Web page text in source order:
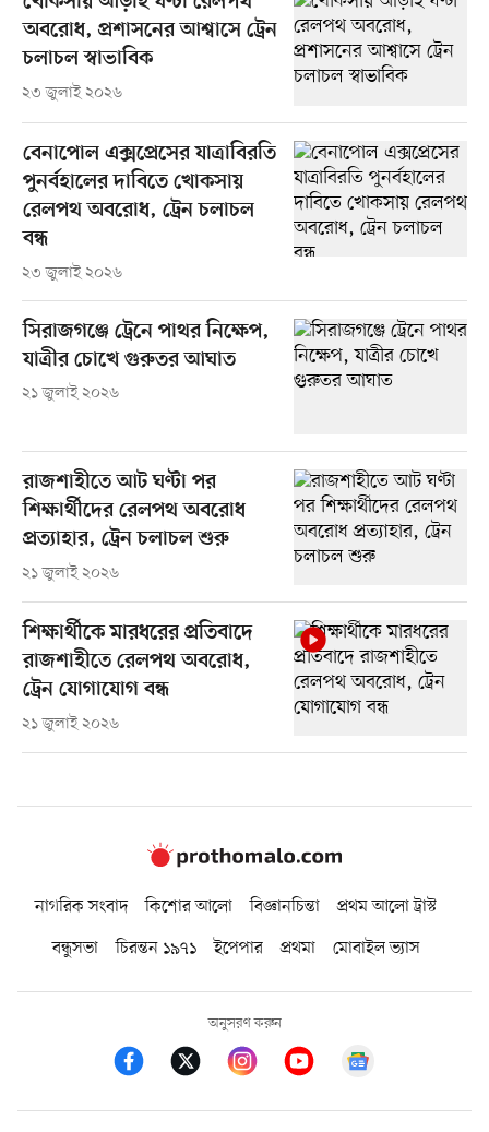
অবরোধ, প্রশাসনের আশ্বাসে ট্রেন
চলাচল স্বাভাবিক
২৩ জুলাই ২০২৬
বেনাপোল এক্সপ্রেসের যাত্রাবিরতি
পুনর্বহালের দাবিতে খোকসায়
রেলপথ অবরোধ, ট্রেন চলাচল
বন্ধ
২৩ জুলাই ২০২৬
সিরাজগঞ্জে ট্রেনে পাথর নিক্ষেপ,
যাত্রীর চোখে গুরুতর আঘাত
২১ জুলাই ২০২৬
রাজশাহীতে আট ঘণ্টা পর
শিক্ষার্থীদের রেলপথ অবরোধ
প্রত্যাহার, ট্রেন চলাচল শুরু
২১ জুলাই ২০২৬
শিক্ষার্থীকে মারধরের প্রতিবাদে
রাজশাহীতে রেলপথ অবরোধ,
ট্রেন যোগাযোগ বন্ধ
২১ জুলাই ২০২৬
নাগরিক সংবাদ কিশোর আলো বিজ্ঞানচিন্তা
প্রথম আলো ট্রাস্ট
বন্ধুসভা
চিরন্তন ১৯৭১ ইপেপার প্রথমা মোবাইল ভ্যাস
অনুসরণ করুন